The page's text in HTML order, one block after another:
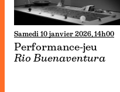
Samedi 10 janvier 2026, 14h00
Performance-jeu
Rio Buenaventura